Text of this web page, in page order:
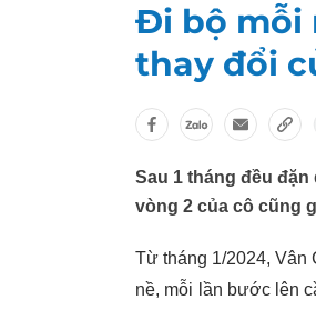
Đi bộ mỗi
thay đổi
Sau 1 tháng đều
vòng 2 của cô cũng
Từ tháng 1/2024, Vân
nề, mỗi lần bước lên